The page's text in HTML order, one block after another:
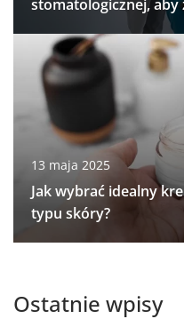
stomatologicznej, aby
13 maja 2025
Jak wybrać idealny
typu skóry?
Ostatnie wpisy